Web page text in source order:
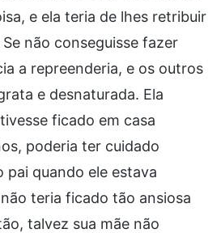
e ela teria de lhes retribuir
não conseguisse fazer
a repreenderia, e os outros
e desnaturada. Ela
ficado em casa
poderia ter cuidado
pai quando ele estava
teria ficado tão ansiosa
talvez sua mãe não